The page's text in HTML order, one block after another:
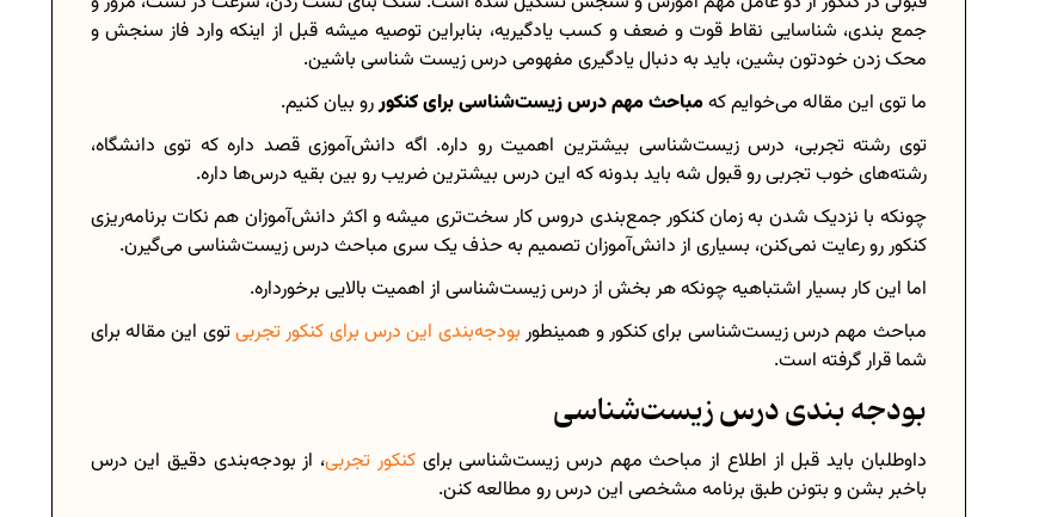
برنامه‌ ریزی درسی هشتم
چگونه برنامه‌ ریزی درسی کنیم؟
دانلود رایگان نمونه سوالات امتحانی...
دانلود رایگان کتاب‌های دوازدهم...
حذفیات کنکور انسانی 1404
چگونه برنامه‌ ریزی درسی کنیم؟
دانلود رایگان نمونه سوالات امتحانی...
دانلود رایگان کتاب‌های دوازدهم...
جمع بندی، شناسایی نقاط قوت و ضعف و کسب یادگیریه، بنابراین توصیه میشه قبل از اینکه وارد فاز سنجش و
محک زدن خودتون بشین، باید به دنبال یادگیری مفهومی درس زیست شناسی باشین.
ما توی این مقاله می‌خوایم کهمباحث مهم درس زیست‌شناسی برای کنکوررو بیان کنیم.
توی رشته تجربی، درس زیست‌شناسی بیشترین اهمیت رو داره. اگه دانش‌آموزی قصد داره که توی دانشگاه،
رشته‌های خوب تجربی رو قبول شه باید بدونه که این درس بیشترین ضریب رو بین بقیه درس‌ها داره.
چونکه با نزدیک شدن به زمان کنکور جمع‌بندی دروس کار سخت‌‌تری میشه و اکثر دانش‌آموزان هم نکات برنامه‌ریزی
کنکور رو رعایت نمی‌کنن، بسیاری از دانش‌آموزان تصمیم به حذف یک سری مباحث درس زیست‌شناسی می‌گیرن.
اما این کار بسیار اشتباهیه چونکه هر بخش از درس زیست‌شناسی از اهمیت بالایی برخورداره.
مباحث مهم درس زیست‌شناسی برای کنکور و همینطور بودجه‌بندی این درس برای کنکور تجربیتوی این مقاله برای
شما قرار گرفته است.
بودجه بندی درس زیست‌شناسی
داوطلبان باید قبل از اطلاع از مباحث مهم درس زیست‌شناسی برایکنکور تجربی، از بودجه‌بندی دقیق این درس
باخبر بشن و بتونن طبق برنامه مشخصی این درس رو مطالعه کنن.